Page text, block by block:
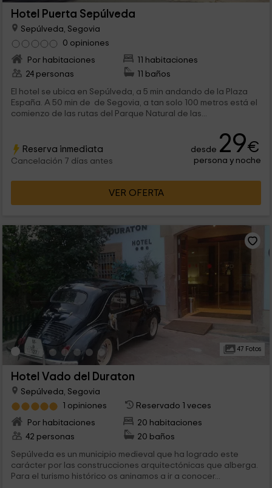
Hotel Puerta Sepúlveda
Sepúlveda, Segovia
0 opiniones
Por habitaciones
11 habitaciones
24 personas
11 baños
El hotel se ubica en Sepúlveda, a 5 min andando de la Plaza
España. A 50 min de de Segovia, a tan solo 100 metros está el
comienzo de las rutas del Parque Natural de las...
Reserva inmediata
Cancelación 7 días antes
desde 29€
persona y noche
VER OFERTA
47 Fotos
Hotel Vado del Duraton
Sepúlveda, Segovia
1 opiniones
Reservado 1 veces
Por habitaciones
20 habitaciones
42 personas
20 baños
Sepúlveda es un municipio medieval que ha logrado este
carácter por las construcciones arquitectónicas que alberga.
Para el turismo histórico os aninamos a ir a conocer...